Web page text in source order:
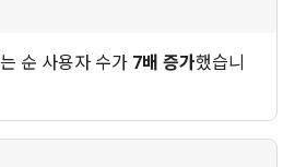
순 사용자 수가 7배 증가했습니